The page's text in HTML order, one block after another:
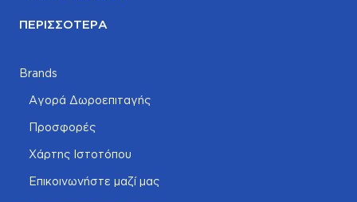
ΠΕΡΙΣΣΌΤΕΡΑ
Brands
Αγορά Δωροεπιταγής
Προσφορές
Χάρτης Ιστοτόπου
Επικοινωνήστε μαζί μας